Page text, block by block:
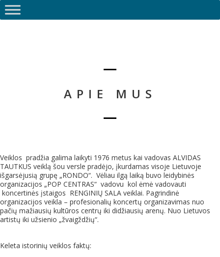
APIE MUS
Veiklos pradžia galima laikyti 1976 metus kai vadovas ALVIDAS
TAUTKUS veiklą šou versle pradėjo, įkurdamas visoje Lietuvoje
išgarsėjusią grupę „RONDO“. Vėliau ilgą laiką buvo leidybinės
organizacijos „POP CENTRAS“ vadovu kol ėmė vadovauti
koncertinės įstaigos RENGINIŲ SALA veiklai. Pagrindinė
organizacijos veikla – profesionalių koncertų organizavimas nuo
pačių mažiausių kultūros centrų iki didžiausių arenų. Nuo Lietuvos
artistų iki užsienio „žvaigždžių“.
Keleta istorinių veiklos faktų: